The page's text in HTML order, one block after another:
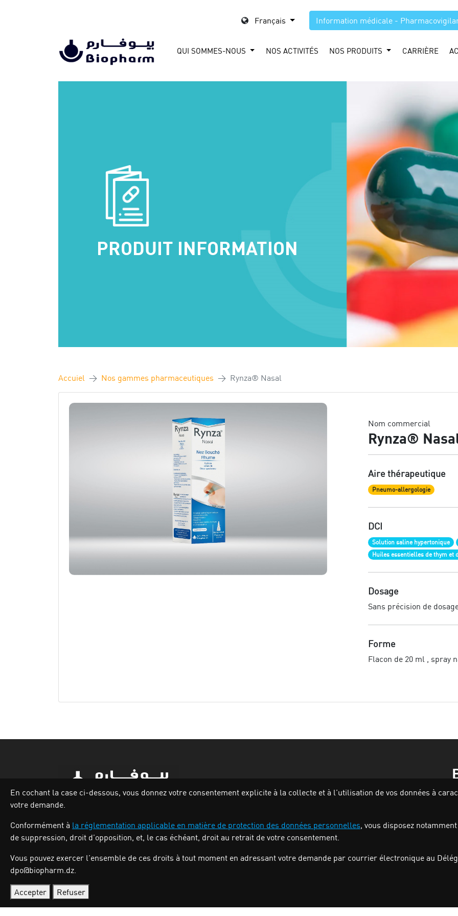
Français Information médicale -
QUI SOMMES-NOUS NOS ACTIVITÉS NOS PRODUITS CARRIÈRE
PRODUIT INFORMATION
Accuiel Nos gammes pharmaceutiques Rynza® Nasal
Nom commercial
Rynza®
Aire thérapeutique
Pneumo-allergologie
DCI
Solution saline hypertonique
Huiles essentielles de thym et
Dosage
Sans précision de
Forme
Flacon de 20 ml , spray
Zone industrielle Oued Smar,Lot N`62, Voie
n36, Alger.
Tél : (213) 028 31 00 07
En cochant la case ci-dessous, vous donnez votre consentement explicite à la collecte et à l’utilisation de vos données à
votre demande.
Conformément à la réglementation applicable en matière de protection des données personnelles, vous disposez
de suppression, droit d’opposition, et, le cas échéant, droit au retrait de votre consentement.
Vous pouvez exercer l’ensemble de ces droits à tout moment en adressant votre demande par courrier électronique au
dpo@biopharm.dz.
Accepter Refuser